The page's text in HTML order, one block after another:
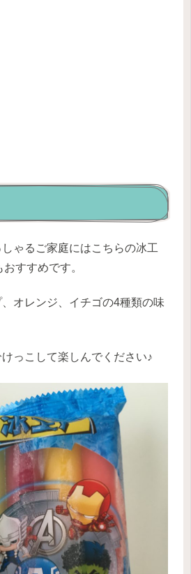
ゃるご家庭にはこちらの冰工
すすめです。
オレンジ、イチゴの4種類の味
っこして楽しんでください♪